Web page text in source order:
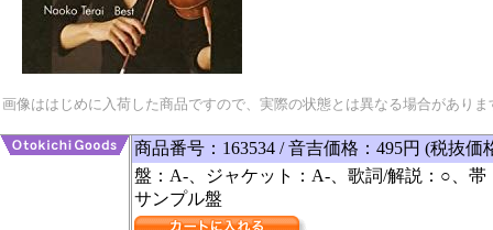
画像ははじめに入荷した商品ですので、実際の状態とは異なる場合があり
商品番号：163534 / 音吉価格：495円 (税抜価
盤：A-、ジャケット：A-、歌詞/解説：○、帯
サンプル盤